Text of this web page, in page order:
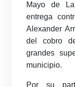
Mayo de
entrega
Alexander
del cobro
grandes
municipio.
Por su